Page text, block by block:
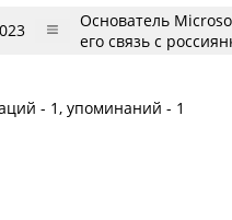
Основатель
его связь с
- 1, упоминаний - 1